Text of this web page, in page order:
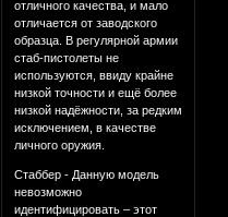
отличного качества, и мало
отличается от заводского
образца. В регулярной армии
стаб-пистолеты не
используются, ввиду крайне
низкой точности и ещё более
низкой надёжности, за редким
исключением, в качестве
личного оружия.
Стаббер - Данную модель
невозможно
идентифицировать – этот